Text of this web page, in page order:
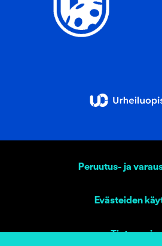
Peruutus- ja
Evästeiden
Tietosuoja